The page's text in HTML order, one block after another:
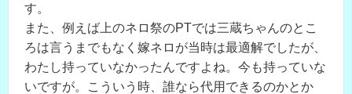
す。
また、例えば上のネロ祭のPTでは三蔵ちゃんのとこ
ろは言うまでもなく嫁ネロが当時は最適解でしたが、
わたし持っていなかったんですよね。今も持っていな
いですが。こういう時、誰なら代用できるのかとか